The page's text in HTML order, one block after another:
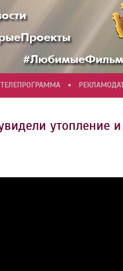
ТЕЛЕПРОГРАММА •
утопление